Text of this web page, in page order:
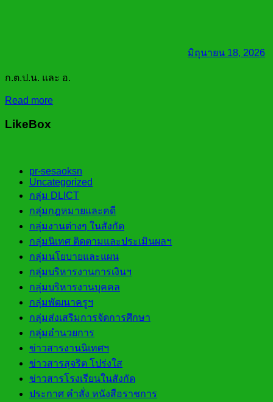
มิถุนายน 18, 2026
ก.ต.ป.น. และ อ.
Read more
LikeBox
pr-sesaoksn
Uncategorized
กลุ่ม DLICT
กลุ่มกฎหมายและคดี
กลุ่มงานต่างๆ ในสังกัด
กลุ่มนิเทศ ติดตามและประเมินผลฯ
กลุ่มนโยบายและแผน
กลุ่มบริหารงานการเงินฯ
กลุ่มบริหารงานบุคคล
กลุ่มพัฒนาครูฯ
กลุ่มส่งเสริมการจัดการศึกษา
กลุ่มอำนวยการ
ข่าวสารงานนิเทศฯ
ข่าวสารสุจริต โปร่งใส
ข่าวสารโรงเรียนในสังกัด
ประกาศ คำสั่ง หนังสือราชการ